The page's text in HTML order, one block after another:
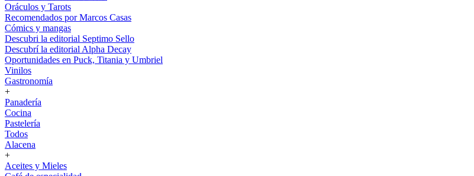
Oráculos y Tarots
Recomendados por Marcos Casas
Cómics y mangas
Descubri la editorial Septimo Sello
Descubrí la editorial Alpha Decay
Oportunidades en Puck, Titania y Umbriel
Vinilos
Gastronomía
+
Panadería
Cocina
Pastelería
Todos
Alacena
+
Aceites y Mieles